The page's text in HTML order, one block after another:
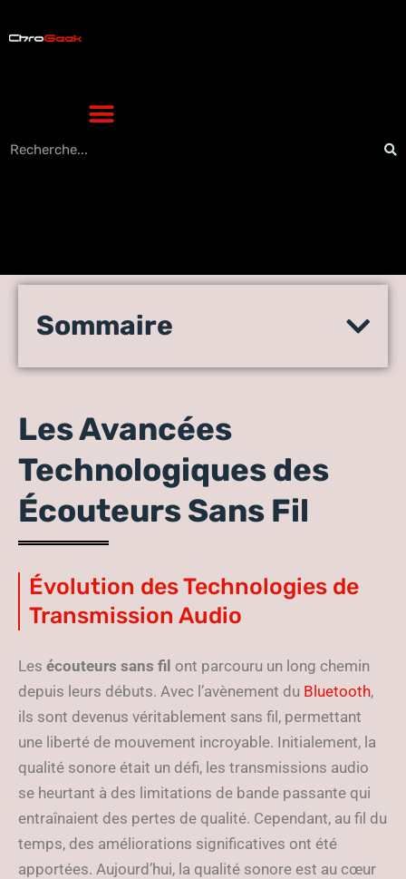
Les écouteurs sans fil :
technologie d’aujourd’hui
Sommaire
Les Avancées
Technologiques des
Écouteurs Sans Fil
Évolution des Technologies de
Transmission Audio
Les écouteurs sans fil ont parcouru un long chemin
depuis leurs débuts. Avec l’avènement du Bluetooth,
ils sont devenus véritablement sans fil, permettant
une liberté de mouvement incroyable. Initialement, la
qualité sonore était un défi, les transmissions audio
se heurtant à des limitations de bande passante qui
entraînaient des pertes de qualité. Cependant, au fil du
temps, des améliorations significatives ont été
apportées. Aujourd’hui, la qualité sonore est au cœur